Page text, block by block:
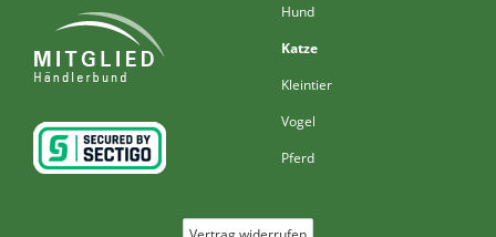
Hund
Katze
Kleintier
Vogel
Pferd